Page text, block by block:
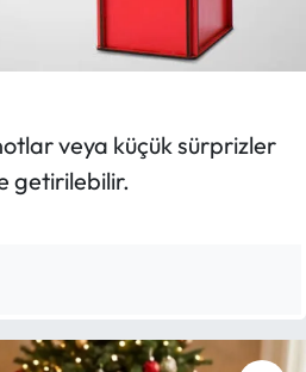
veya küçük sürprizler
getirilebilir.